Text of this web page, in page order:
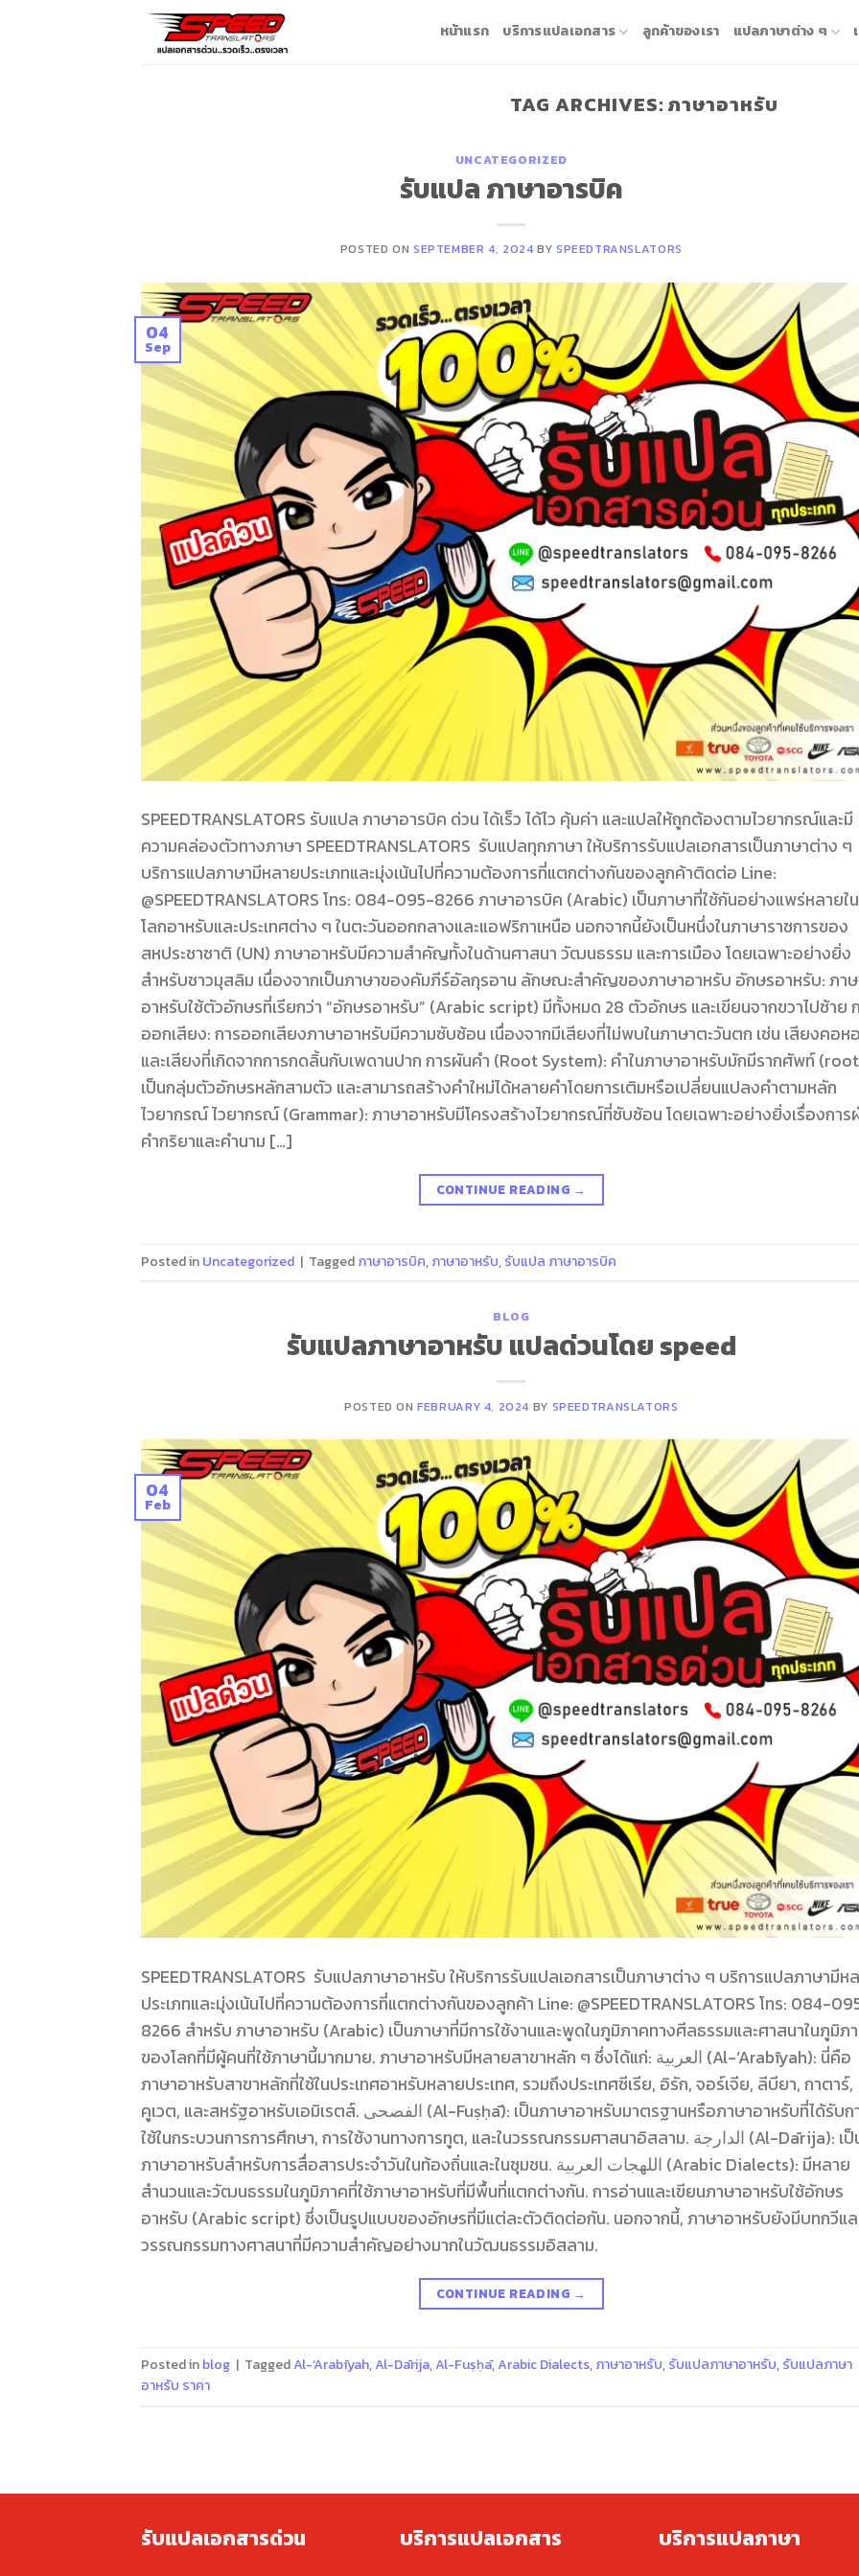
หน้าแรก บริการแปลเอกสาร ลูกค้าของเรา แปลภาษาต่าง ๆ
TAG ARCHIVES:ภาษาอาหรับ
UNCATEGORIZED
รับแปล ภาษาอารบิค
POSTED ON SEPTEMBER 4, 2024 BY SPEEDTRANSLATORS
04
Sep
SPEEDTRANSLATORS รับแปล ภาษาอารบิค ด่วน ได้เร็ว ได้ไว คุ้มค่า และแปลให้ถูกต้องตามไวยากรณ์และมี
ความคล่องตัวทางภาษา SPEEDTRANSLATORS รับแปลทุกภาษา ให้บริการรับแปลเอกสารเป็นภาษาต่าง ๆ
บริการแปลภาษามีหลายประเภทและมุ่งเน้นไปที่ความต้องการที่แตกต่างกันของลูกค้าติดต่อ Line:
@SPEEDTRANSLATORS โทร: 084-095-8266 ภาษาอารบิค (Arabic) เป็นภาษาที่ใช้กันอย่างแพร่หลายใน
โลกอาหรับและประเทศต่าง ๆ ในตะวันออกกลางและแอฟริกาเหนือ นอกจากนี้ยังเป็นหนึ่งในภาษาราชการของ
สหประชาชาติ (UN) ภาษาอาหรับมีความสำคัญทั้งในด้านศาสนา วัฒนธรรม และการเมือง โดยเฉพาะอย่างยิ่ง
สำหรับชาวมุสลิม เนื่องจากเป็นภาษาของคัมภีร์อัลกุรอาน ลักษณะสำคัญของภาษาอาหรับ อักษรอาหรับ: ภา
อาหรับใช้ตัวอักษรที่เรียกว่า “อักษรอาหรับ” (Arabic script) มีทั้งหมด 28 ตัวอักษร และเขียนจากขวาไปซ้าย
ออกเสียง: การออกเสียงภาษาอาหรับมีความซับซ้อน เนื่องจากมีเสียงที่ไม่พบในภาษาตะวันตก เช่น เสียงคอห
และเสียงที่เกิดจากการกดลิ้นกับเพดานปาก การผันคำ (Root System): คำในภาษาอาหรับมักมีรากศัพท์
เป็นกลุ่มตัวอักษรหลักสามตัว และสามารถสร้างคำใหม่ได้หลายคำโดยการเติมหรือเปลี่ยนแปลงคำตามหลัก
ไวยากรณ์ ไวยากรณ์ (Grammar): ภาษาอาหรับมีโครงสร้างไวยากรณ์ที่ซับซ้อน โดยเฉพาะอย่างยิ่งเรื่องการ
คำกริยาและคำนาม […]
CONTINUE READING →
Posted inUncategorized | Taggedภาษาอารบิค,ภาษาอาหรับ,รับแปล ภาษาอารบิค
BLOG
รับแปลภาษาอาหรับ แปลด่วนโดย speed
POSTED ONFEBRUARY 4, 2024 BY SPEEDTRANSLATORS
04
Feb
SPEEDTRANSLATORS รับแปลภาษาอาหรับ ให้บริการรับแปลเอกสารเป็นภาษาต่าง ๆ บริการแปลภาษามีห
ประเภทและมุ่งเน้นไปที่ความต้องการที่แตกต่างกันของลูกค้า Line: @SPEEDTRANSLATORS โทร: 084-
8266 สำหรับ ภาษาอาหรับ (Arabic) เป็นภาษาที่มีการใช้งานและพูดในภูมิภาคทางศีลธรรมและศาสนาในภูมิภ
ของโลกที่มีผู้คนที่ใช้ภาษานี้มากมาย. ภาษาอาหรับมีหลายสาขาหลัก ๆ ซึ่งได้แก่: العربية (Al-‘Arabīyah): นี่คือ
ภาษาอาหรับสาขาหลักที่ใช้ในประเทศอาหรับหลายประเทศ, รวมถึงประเทศซีเรีย, อิรัก, จอร์เจีย, ลีบียา, กาตาร์,
คูเวต, และสหรัฐอาหรับเอมิเรตส์. الفصحى (Al-Fuṣḥā): เป็นภาษาอาหรับมาตรฐานหรือภาษาอาหรับที่ได้รับการ
ใช้ในกระบวนการการศึกษา, การใช้งานทางการทูต, และในวรรณกรรมศาสนาอิสลาม. الدارجة (Al-Dārija): เป็น
ภาษาอาหรับสำหรับการสื่อสารประจำวันในท้องถิ่นและในชุมชน. اللهجات العربية (Arabic Dialects): มีหลาย
สำนวนและวัฒนธรรมในภูมิภาคที่ใช้ภาษาอาหรับที่มีพื้นที่แตกต่างกัน. การอ่านและเขียนภาษาอาหรับใช้อักษร
อาหรับ (Arabic script) ซึ่งเป็นรูปแบบของอักษรที่มีแต่ละตัวติดต่อกัน. นอกจากนี้, ภาษาอาหรับยังมีบทกวีแล
วรรณกรรมทางศาสนาที่มีความสำคัญอย่างมากในวัฒนธรรมอิสลาม.
CONTINUE READING →
Posted inblog | TaggedAl-‘Arabīyah,Al-Dārija,Al-Fuṣḥā,Arabic Dialects,ภาษาอาหรับ,รับแปลภาษาอาหรับ,รับแปลภาษา
อาหรับ ราคา
รับแปลเอกสารด่วน บริการแปลเอกสาร บริการแปลภาษา